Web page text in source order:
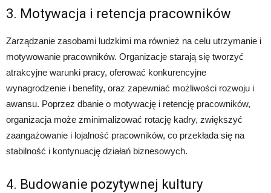
3. Motywacja i retencja pracowników
Zarządzanie zasobami ludzkimi ma również na celu utrzymanie i
motywowanie pracowników. Organizacje starają się tworzyć
atrakcyjne warunki pracy, oferować konkurencyjne
wynagrodzenie i benefity, oraz zapewniać możliwości rozwoju i
awansu. Poprzez dbanie o motywację i retencję pracowników,
organizacja może zminimalizować rotację kadry, zwiększyć
zaangażowanie i lojalność pracowników, co przekłada się na
stabilność i kontynuację działań biznesowych.
4. Budowanie pozytywnej kultury